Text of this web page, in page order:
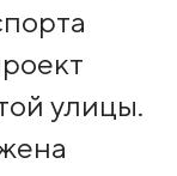
улицы.